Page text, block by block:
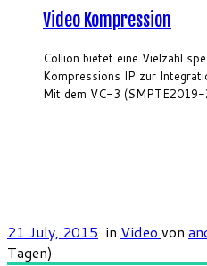
Video Kompression
Collion bietet eine Vielzahl
Kompressions IP zur
Mit dem VC-3
21 July, 2015 in Video von
Tagen)